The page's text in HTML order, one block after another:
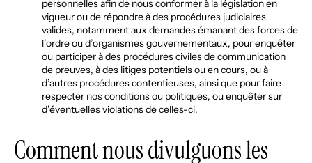
personnelles afin de nous conformer à la législation en
vigueur ou de répondre à des procédures judiciaires
valides, notamment aux demandes émanant des forces de
l’ordre ou d’organismes gouvernementaux, pour enquêter
ou participer à des procédures civiles de communication
de preuves, à des litiges potentiels ou en cours, ou à
d’autres procédures contentieuses, ainsi que pour faire
respecter nos conditions ou politiques, ou enquêter sur
d’éventuelles violations de celles-ci.
Comment nous divulguons les